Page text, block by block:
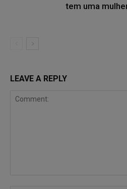
tem uma
LEAVE A REPLY